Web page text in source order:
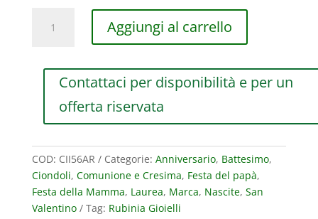
RUBINIA
FILODAMORE
ORO
ROSA
9
KT
quantità
Aggiungi al carrello
Contattaci per disponibilità e per un
offerta riservata
COD: CII56AR Categorie: Anniversario, Battesimo,
Ciondoli, Comunione e Cresima, Festa del papà,
Festa della Mamma, Laurea, Marca, Nascite, San
Valentino
Tag: Rubinia Gioielli